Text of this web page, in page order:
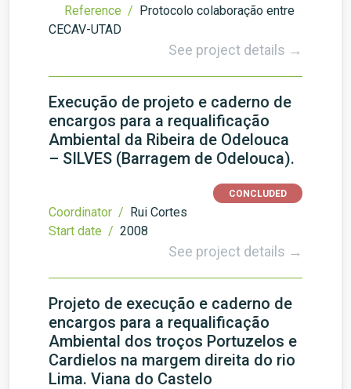
Reference / Protocolo colaboração entre
CECAV-UTAD
See project details →
Execução de projeto e caderno de
encargos para a requalificação
Ambiental da Ribeira de Odelouca
– SILVES (Barragem de Odelouca).
CONCLUDED
Coordinator / Rui Cortes
Start date / 2008
See project details →
Projeto de execução e caderno de
encargos para a requalificação
Ambiental dos troços Portuzelos e
Cardielos na margem direita do rio
Lima. Viana do Castelo